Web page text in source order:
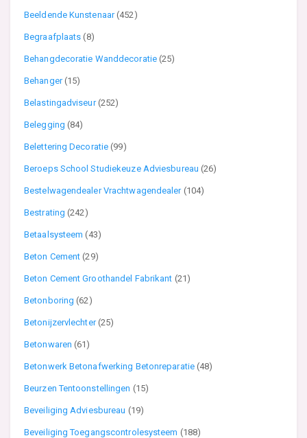
Beeldende Kunstenaar(452)
Begraafplaats(8)
Behangdecoratie Wanddecoratie(25)
Behanger(15)
Belastingadviseur(252)
Belegging (84)
Belettering Decoratie(99)
Beroeps School Studiekeuze Adviesbureau(26)
Bestelwagendealer Vrachtwagendealer (104)
Bestrating(242)
Betaalsysteem(43)
Beton Cement(29)
Beton Cement Groothandel Fabrikant (21)
Betonboring(62)
Betonijzervlechter(25)
Betonwaren(61)
Betonwerk Betonafwerking Betonreparatie(48)
Beurzen Tentoonstellingen (15)
Beveiliging Adviesbureau (19)
Beveiliging Toegangscontrolesysteem (188)